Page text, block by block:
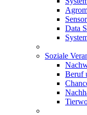
Data
Soziale
Beruf